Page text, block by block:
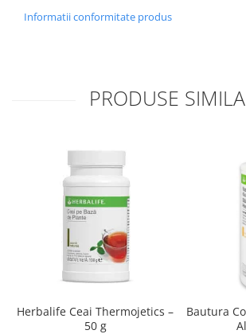
Informatii conformitate produs
PRODUSE
Herbalife Ceai Thermojetics –
50 g
Bautura